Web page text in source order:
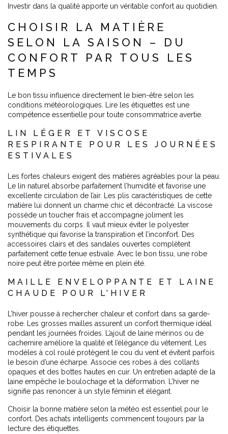
Investir dans la qualité apporte un véritable confort au quotidien.
CHOISIR LA MATIÈRE
SELON LA SAISON – DU
CONFORT PAR TOUS LES
TEMPS
Le bon tissu influence directement le bien-être selon les
conditions météorologiques. Lire les étiquettes est une
compétence essentielle pour toute consommatrice avertie.
LIN LÉGER ET VISCOSE
RESPIRANTE POUR LES JOURNÉES
ESTIVALES
Les fortes chaleurs exigent des matières agréables pour la peau.
Le lin naturel absorbe parfaitement l’humidité et favorise une
excellente circulation de l’air. Les plis caractéristiques de cette
matière lui donnent un charme chic et décontracté. La viscose
possède un toucher frais et accompagne joliment les
mouvements du corps. Il vaut mieux éviter le polyester
synthétique qui favorise la transpiration et l’inconfort. Des
accessoires clairs et des sandales ouvertes complètent
parfaitement cette tenue estivale. Avec le bon tissu, une robe
noire peut être portée même en plein été.
MAILLE ENVELOPPANTE ET LAINE
CHAUDE POUR L’HIVER
L’hiver pousse à rechercher chaleur et confort dans sa garde-
robe. Les grosses mailles assurent un confort thermique idéal
pendant les journées froides. L’ajout de laine mérinos ou de
cachemire améliore la qualité et l’élégance du vêtement. Les
modèles à col roulé protègent le cou du vent et évitent parfois
le besoin d’une écharpe. Associe ces robes à des collants
opaques et des bottes hautes en cuir. Un entretien adapté de la
laine empêche le boulochage et la déformation. L’hiver ne
signifie pas renoncer à un style féminin et élégant.
Choisir la bonne matière selon la météo est essentiel pour le
confort. Des achats intelligents commencent toujours par la
lecture des étiquettes.